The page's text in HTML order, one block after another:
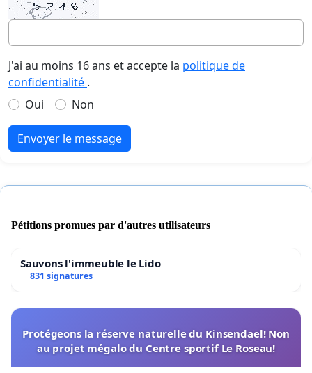
J'ai au moins 16 ans et accepte la politique de
confidentialité .
Oui
Non
Envoyer le message
Pétitions promues par d'autres utilisateurs
Sauvons l'immeuble le Lido
831 signatures
Protégeons la réserve naturelle du Kinsendael! Non
au projet mégalo du Centre sportif Le Roseau!